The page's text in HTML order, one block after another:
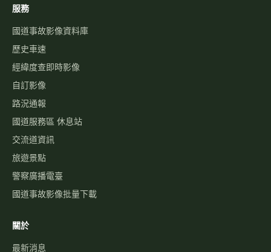
服務
國道事故影像資料庫
歷史車速
經緯度查即時影像
自訂影像
路況通報
國道服務區 休息站
交流道資訊
旅遊景點
警察廣播電臺
國道事故影像批量下載
關於
最新消息